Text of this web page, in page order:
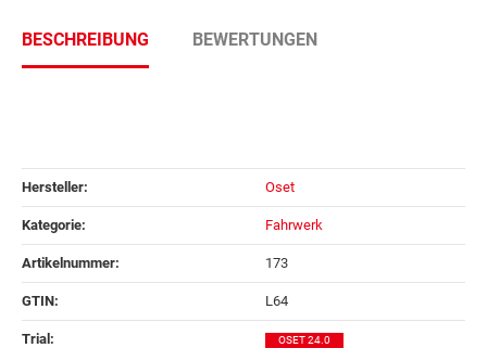
BESCHREIBUNG BEWERTUNGEN
Hersteller: Oset
Kategorie: Fahrwerk
Artikelnummer: 173
GTIN: L64
Trial‍: OSET 24.0